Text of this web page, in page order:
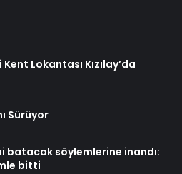
Lokantası Kızılay’da
Sürüyor
batacak söylemlerine inandı:
bitti